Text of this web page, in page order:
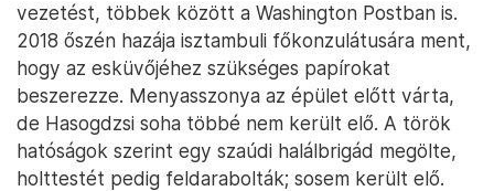
vezetést, többek között a Washington Postban is.
2018 őszén hazája isztambuli főkonzulátusára ment,
hogy az esküvőjéhez szükséges papírokat
beszerezze. Menyasszonya az épület előtt várta,
de Hasogdzsi soha többé nem került elő. A török
hatóságok szerint egy szaúdi halálbrigád megölte,
holttestét pedig feldarabolták; sosem került elő.